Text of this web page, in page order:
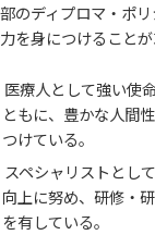
の図書館の閉館
のディプロマ・ポ
を身につけることが
医療人として強い使
ともに、豊かな人間
つけている。
スペシャリストとし
向上に努め、研修・
を有している。